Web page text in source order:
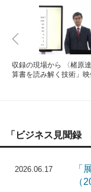
収録の現場から 〈楮原
算書を読み解く技術」映
「ビジネス見聞録
2026.06.17
「
（